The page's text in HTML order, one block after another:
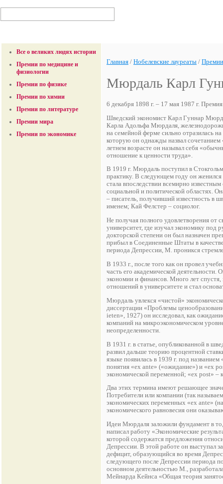
Все о великих людях истории
Премии по медицине и
физиологии
Премии по физике
Премии по химии
Премии по литературе
Премии мира
Премии по экономике
Главная / Нобелевские лауреаты /
Мюрдаль Карл
6 декабря 1898 г. – 17 мая 1987 г.
Шведский экономист Карл Гуннар
Карла Адольфа Мюрдаля,
на семейной ферме сильно отразилась
которую он однажды назвал сочетанием
летнем возрасте он называл себя
отношение к ценности труда».
В 1919 г. Мюрдаль поступил в
практику. В следующем году он
стала впоследствии всемирно
социальной и политической областях.
– писатель, получивший известность в
именем; Кай Фелстер – социолог.
Не получая полного удовлетворения от
университет, где изучал экономику под
докторской степени он был назначен
прибыл в Соединенные Штаты в
периода Депрессии, М. проникся
В 1933 г., после того как он провел
часть его академической деятельности.
экономии и финансов. Много лет
отношений в университете и стал
Мюрдаль увлекся «чистой»
диссертации «Проблемы
ieten», 1927) он исследовал, как
компаний на микроэкономическом
неопределенности.
В 1931 г. в статье, опубликованной в
развил дальше теорию процентной
языке появилась в 1939 г. под
понятия «ex ante» («ожидание») и «ex
экономической переменной; «ex post» –
Два этих термина имеют решающее
Потребители или компании (так
экономических переменных «ex ante»
экономического равновесия они
Идеи Мюрдаля заложили фундамент в
написал работу «Экономические
которой содержатся предложения
Депрессии. В этой работе он выступал
дефицит, образующийся во время
следующего после Депрессии периода
основном деятельностью М.,
Мейнарда Кейнса «Общая теория